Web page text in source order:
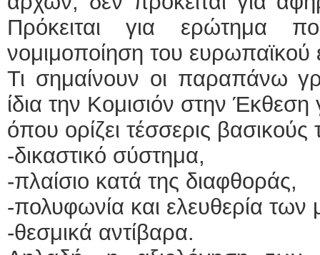
Πρόκειται για ερώτημα
νομιμοποίηση του ευρωπαϊκού
Τι σημαίνουν οι παραπάνω
ίδια την Κομισιόν στην Έκθεση
όπου ορίζει τέσσερις βασικούς
-δικαστικό σύστημα,
-πλαίσιο κατά της διαφθοράς,
-πολυφωνία και ελευθερία
-θεσμικά αντίβαρα.